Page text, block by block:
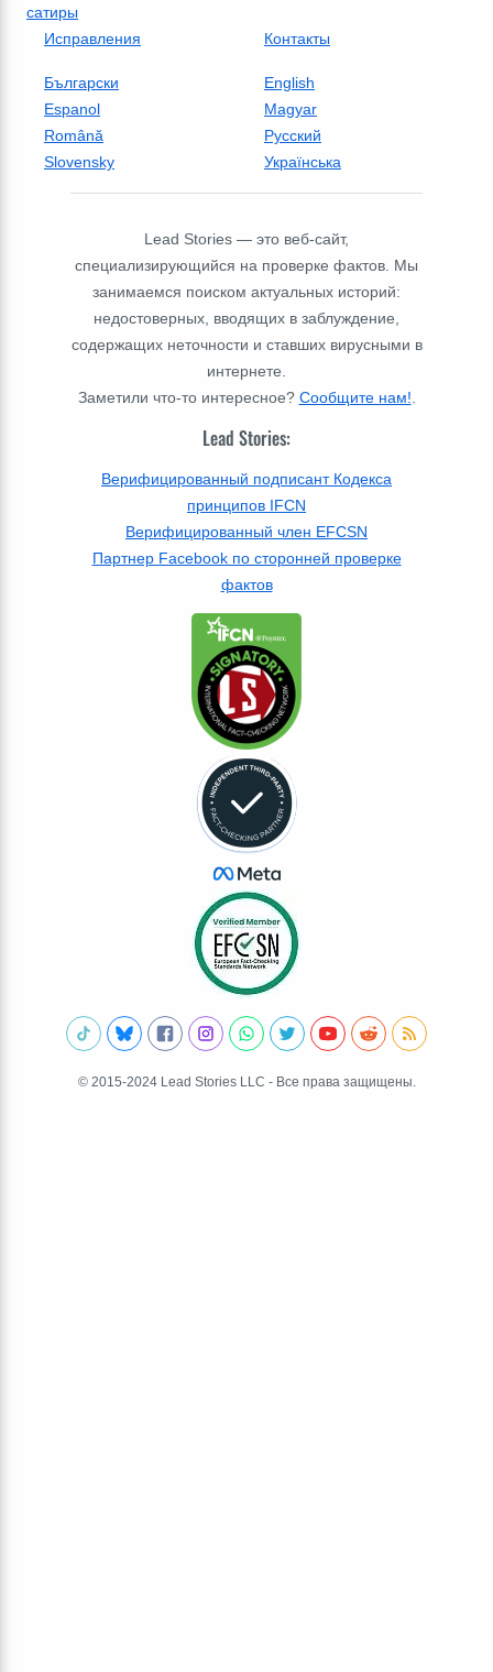
сатиры
Исправления Контакты
Български
English
Espanol
Magyar
Română
Русский
Slovensky
Українська
Lead Stories — это веб-сайт,
специализирующийся на проверке фактов. Мы
занимаемся поиском актуальных историй:
недостоверных, вводящих в заблуждение,
содержащих неточности и ставших вирусными в
интернете.
Заметили что-то интересное? Сообщите нам!
Lead Stories:
Верифицированный подписант Кодекса
принципов IFCN
Верифицированный член EFCSN
Партнер Facebook по сторонней проверке
фактов
© 2015-2024 Lead Stories LLC - Все права защищены.